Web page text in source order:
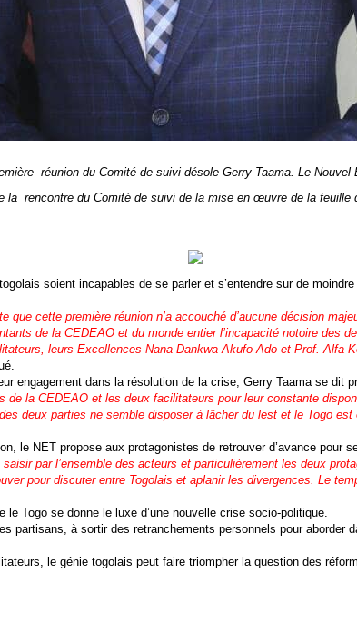
réunion du Comité de suivi désole Gerry Taama. Le
la rencontre du Comité de suivi de la mise en œuvre de la
soient incapables de se parler et s’entendre sur de
que cette première réunion n’a accouché d’aucune décision
de la CEDEAO et du monde entier l’incapacité notoire des
leurs Excellences Nana Dankwa Akufo-Ado et Prof. Alfa
engagement dans la résolution de la crise, Gerry Taama se
de la CEDEAO et les deux facilitateurs pour leur constante
deux parties ne semble disposer à lâcher du lest et le Togo
le NET propose aux protagonistes de retrouver d’avance pour
par l’ensemble des acteurs et particulièrement les deux
pour discuter entre Togolais et aplanir les divergences. Le
Togo se donne le luxe d’une nouvelle crise socio-politique.
partisans, à sortir des retranchements personnels pour
le génie togolais peut faire triompher la question des